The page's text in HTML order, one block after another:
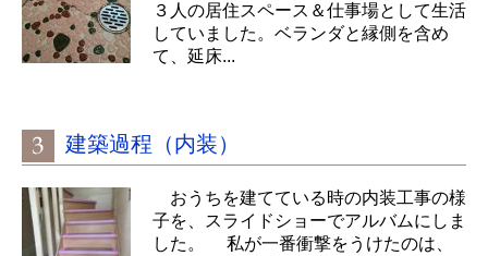
３人の居住スペース＆仕事場として生活
していました。ベランダと縁側を含め
て、延床...
建築過程（内装）
おうちを建てている時の内装工事の様
子を、スライドショーでアルバムにしま
した。 私が一番衝撃をうけたのは、